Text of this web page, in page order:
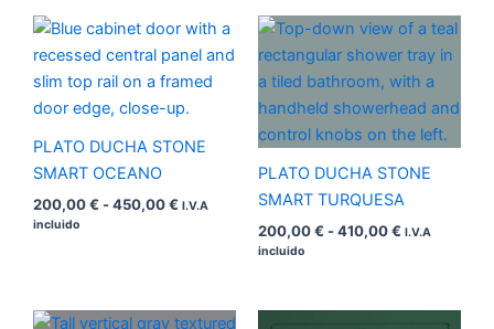
PLATO DUCHA STONE
SMART OCEANO
200,00€ -450,00€
Rango
precios:
desde
hasta
I.V.A
incluido
PLATO DUCHA STONE
SMART TURQUESA
200,00€ -410,00€
Rango
precios:
desde
200,00 €
hasta
410,00 €
I.V.A
incluido
Rango